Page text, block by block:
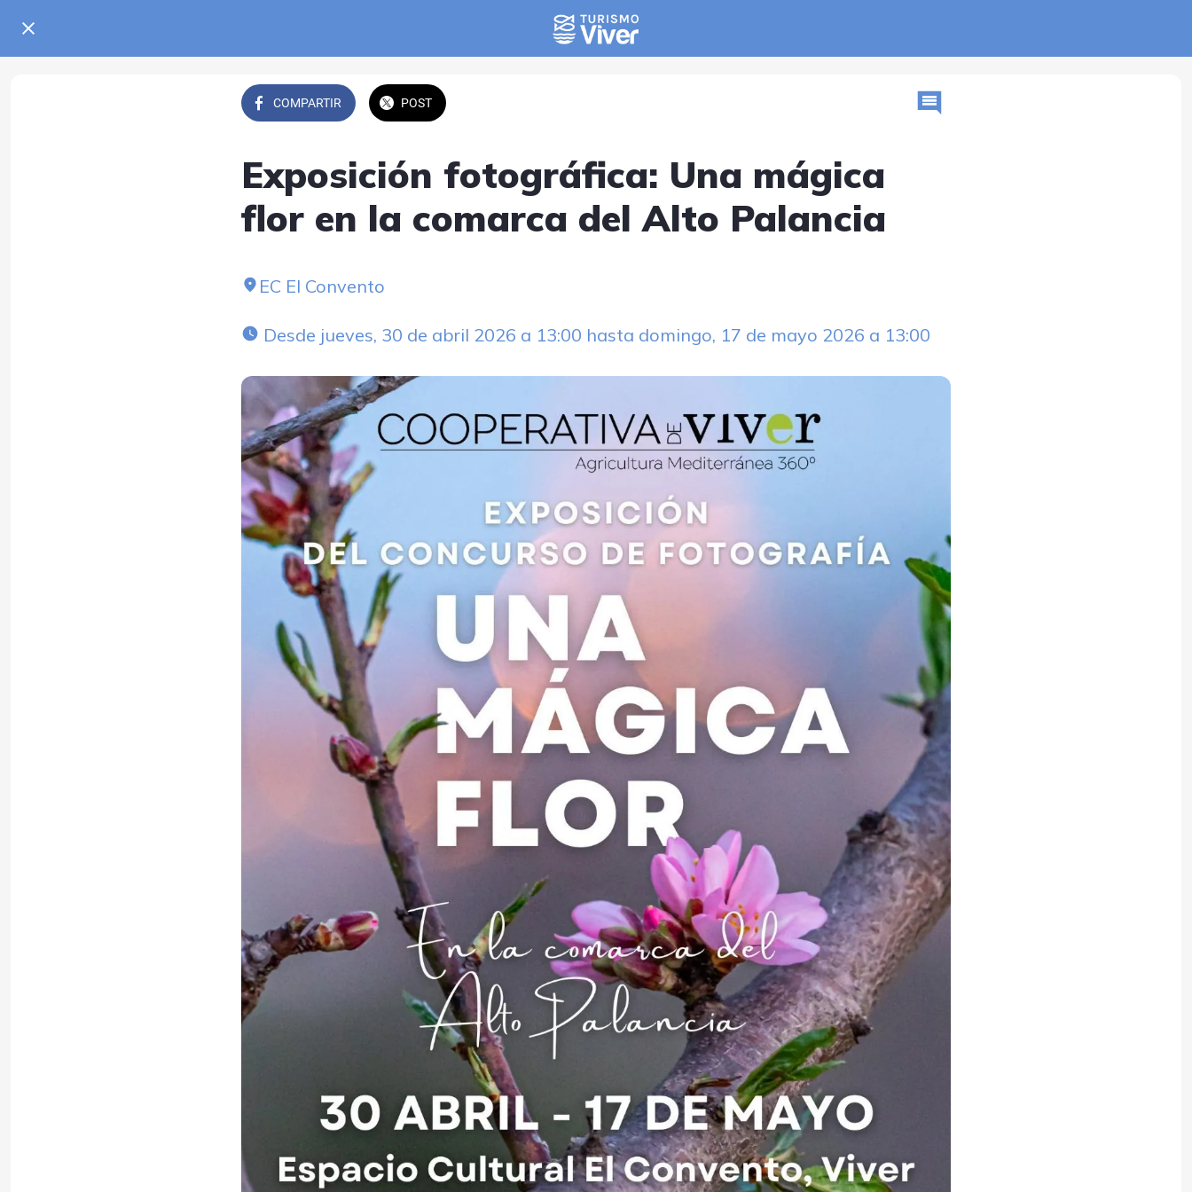
COMPARTIR POST
Exposición fotográfica: Una mágica
flor en la comarca del Alto Palancia
EC El Convento
Desde jueves, 30 de abril 2026 a 13:00 hasta domingo, 17 de mayo 2026 a 13:00